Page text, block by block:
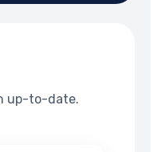
up-to-date.